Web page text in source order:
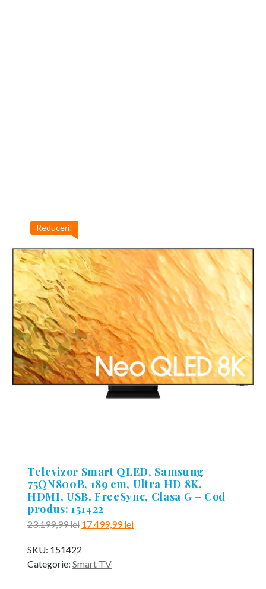
Reduceri!
Televizor Smart QLED, Samsung
75QN800B, 189 cm, Ultra HD 8K,
HDMI, USB, FreeSync, Clasa G – Cod
produs: 151422
23.199,99lei Prețul
a
fost:
17.499,99leiPrețul
SKU: 151422
Categorie: Smart TV